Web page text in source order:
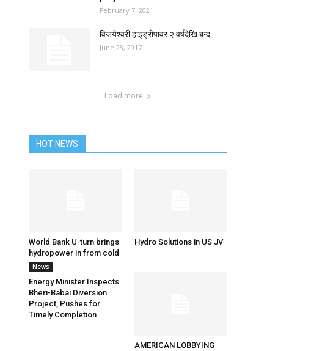
February 7, 2021
विजयेश्वरी हाइड्रोपावर २ वर्षदेखि बन्द
June 28, 2017
Load more
HOT NEWS
World Bank U-turn brings
hydropower in from cold
Hydro Solutions in US JV
News
Energy Minister Inspects
Bheri-Babai Diversion
Project, Pushes for
Timely Completion
AMERICAN LOBBYING